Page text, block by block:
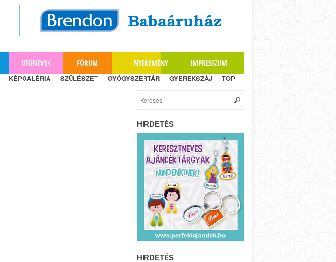
UTÓNEVEK FÓRUM NYEREMÉNY IMPRESSZUM
KÉPGALÉRIA SZÜLÉSZET GYÓGYSZERTÁR GYEREKSZÁJ TOP
HIRDETÉS
HIRDETÉS